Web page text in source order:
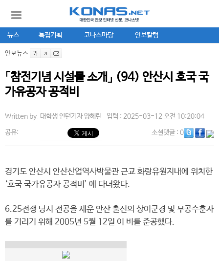
뉴스 특집기획 코나스마당 안보칼럼
안보뉴스
「참전기념 시설물 소개」 (94) 안산시 호국 국
가유공자 공적비
Written by. 대학생 인턴기자 양혜린 입력 : 2025-03-12 오전 10:20:04
공유: 소셜댓글: 0
경기도 안산시 안산산업역사박물관 근교 화랑유원지내에 위치한
‘호국 국가유공자 공적비’ 에 다녀왔다.
6.25전쟁 당시 전공을 세운 안산 출신의 상이군경 및 무공수훈자
를 기리기 위해 2005년 5월 12일 이 비를 준공했다.